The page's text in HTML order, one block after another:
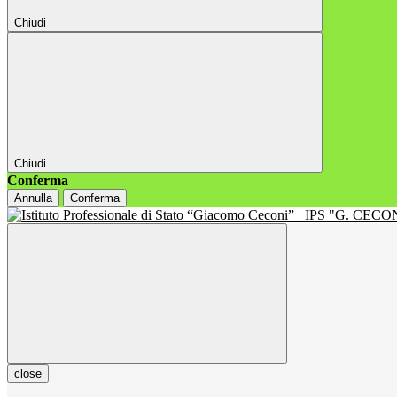
Chiudi
Chiudi
Conferma
Annulla Conferma
IPS "G.
close